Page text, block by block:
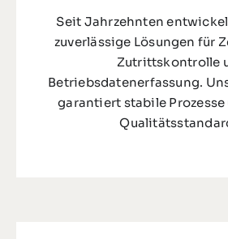
Seit Jahrzehnten
zuverlässige Lösungen für
Zutrittskontrolle
Betriebsdatenerfassung.
garantiert stabile